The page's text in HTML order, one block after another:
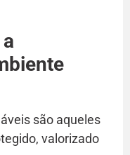
são aqueles
valorizado